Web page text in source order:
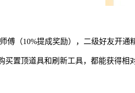
傅（10%提成奖励），二级好友开通
置顶道具和刷新工具，都能获得相